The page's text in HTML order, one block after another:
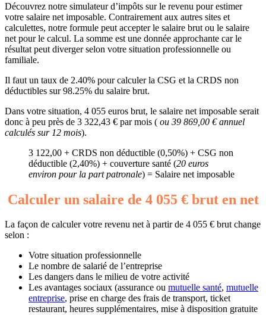
Découvrez notre simulateur d’impôts sur le revenu pour estimer
votre salaire net imposable. Contrairement aux autres sites et
calculettes, notre formule peut accepter le salaire brut ou le salaire
net pour le calcul. La somme est une donnée approchante car le
résultat peut diverger selon votre situation professionnelle ou
familiale.
Il faut un taux de 2.40% pour calculer la CSG et la CRDS non
déductibles sur 98.25% du salaire brut.
Dans votre situation, 4 055 euros brut, le salaire net imposable serait
donc à peu près de 3 322,43 € par mois ( ou 39 869,00 € annuel
calculés sur 12 mois).
3 122,00 + CRDS non déductible (0,50%) + CSG non
déductible (2,40%) + couverture santé (20 euros
environ pour la part patronale) = Salaire net imposable
Calculer un salaire de 4 055 € brut en net
La façon de calculer votre revenu net à partir de 4 055 € brut change
selon :
Votre situation professionnelle
Le nombre de salarié de l’entreprise
Les dangers dans le milieu de votre activité
Les avantages sociaux (assurance ou mutuelle santé, mutuelle
entreprise, prise en charge des frais de transport, ticket
restaurant, heures supplémentaires, mise à disposition gratuite